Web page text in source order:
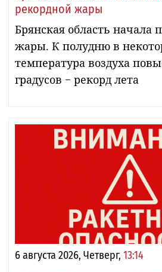
рекордной жары
Брянская область начала
жары. К полудню в
температура воздуха
градусов − рекорд лета
6 августа 2026, Четверг, 13:14